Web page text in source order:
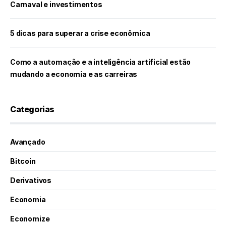
Carnaval e investimentos
5 dicas para superar a crise econômica
Como a automação e a inteligência artificial estão
mudando a economia e as carreiras
Categorias
Avançado
Bitcoin
Derivativos
Economia
Economize